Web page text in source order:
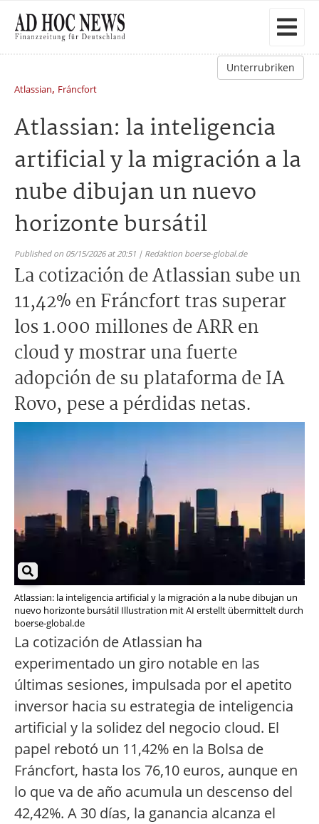
Unterrubriken
Atlassian, Fráncfort
Atlassian: la inteligencia
artificial y la migración a la
nube dibujan un nuevo
horizonte bursátil
Published on 05/15/2026 at 20:51 | Redaktion boerse-global.de
La cotización de Atlassian sube un
11,42% en Fráncfort tras superar
los 1.000 millones de ARR en
cloud y mostrar una fuerte
adopción de su plataforma de IA
Rovo, pese a pérdidas netas.
Atlassian: la inteligencia artificial y la migración a la nube dibujan un
nuevo horizonte bursátil Illustration mit AI erstellt übermittelt durch
boerse-global.de
La cotización de Atlassian ha
experimentado un giro notable en las
últimas sesiones, impulsada por el apetito
inversor hacia su estrategia de inteligencia
artificial y la solidez del negocio cloud. El
papel rebotó un 11,42% en la Bolsa de
Fráncfort, hasta los 76,10 euros, aunque en
lo que va de año acumula un descenso del
42,42%. A 30 días, la ganancia alcanza el